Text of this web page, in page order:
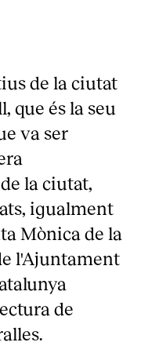
de la ciutat
que és la seu
va ser
la ciutat,
igualment
Mònica de la
l'Ajuntament
de